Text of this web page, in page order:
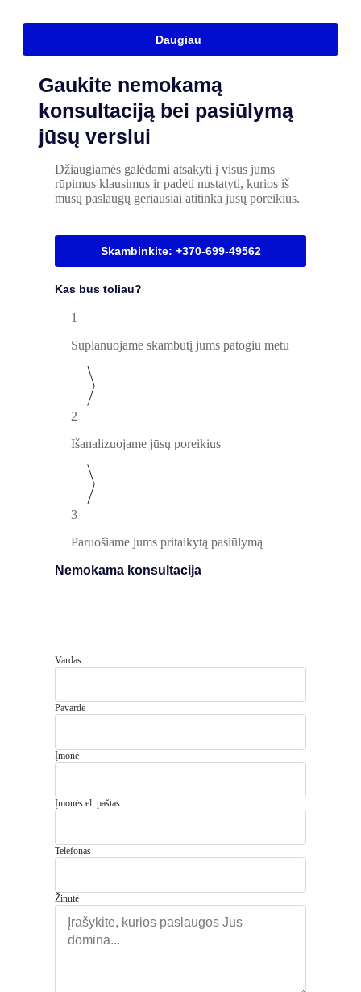
Daugiau
Gaukite nemokamą
konsultaciją bei pasiūlymą
jūsų verslui
Džiaugiamės galėdami atsakyti į visus jums
rūpimus klausimus ir padėti nustatyti, kurios iš
mūsų paslaugų geriausiai atitinka jūsų poreikius.
Skambinkite: +370-699-49562
Kas bus toliau?
1
Suplanuojame skambutį jums patogiu metu
2
Išanalizuojame jūsų poreikius
3
Paruošiame jums pritaikytą pasiūlymą
Nemokama konsultacija
Vardas
Pavardė
Įmonė
Įmonės el. paštas
Telefonas
Žinutė